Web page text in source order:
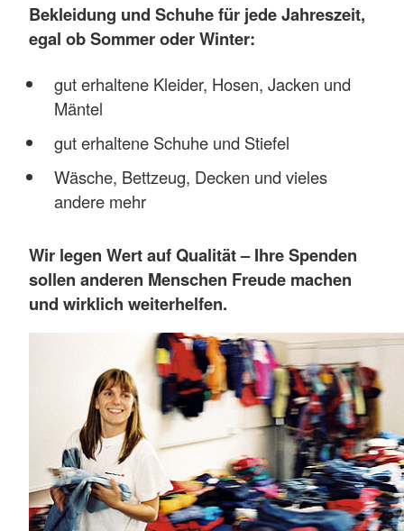
Bekleidung und Schuhe für jede Jahreszeit,
egal ob Sommer oder Winter:
gut erhaltene Kleider, Hosen, Jacken und
Mäntel
gut erhaltene Schuhe und Stiefel
Wäsche, Bettzeug, Decken und vieles
andere mehr
Wir legen Wert auf Qualität – Ihre Spenden
sollen anderen Menschen Freude machen
und wirklich weiterhelfen.